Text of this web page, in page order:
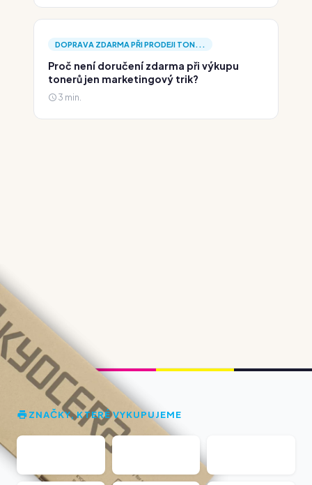
DOPRAVA ZDARMA PŘI PRODEJI TON...
Proč není doručení zdarma při výkupu
tonerů jen marketingový trik?
3 min.
ZNAČKY, KTERÉ VYKUPUJEME